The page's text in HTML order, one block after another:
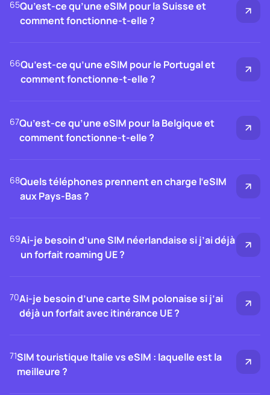
65Qu’est-ce qu’une eSIM pour la Suisse et
comment fonctionne-t-elle ?
66Qu’est-ce qu’une eSIM pour le Portugal et
comment fonctionne-t-elle ?
67Qu’est-ce qu’une eSIM pour la Belgique et
comment fonctionne-t-elle ?
68Quels téléphones prennent en charge l’eSIM
aux Pays-Bas ?
69Ai-je besoin d’une SIM néerlandaise si j’ai déjà
un forfait roaming UE ?
70Ai-je besoin d’une carte SIM polonaise si j’ai
déjà un forfait avec itinérance UE ?
71SIM touristique Italie vs eSIM : laquelle est la
meilleure ?